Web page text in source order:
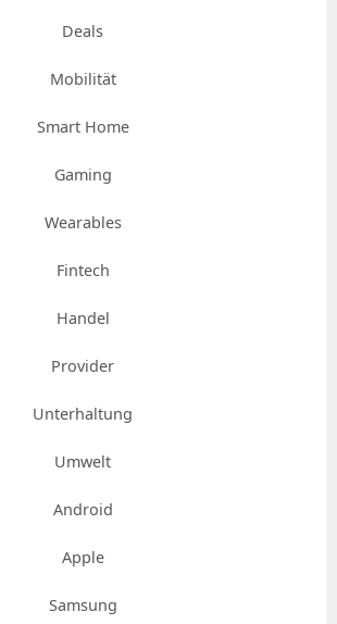
Deals
Mobilität
Smart Home
Gaming
Wearables
Fintech
Handel
Provider
Unterhaltung
Umwelt
Android
Apple
Samsung